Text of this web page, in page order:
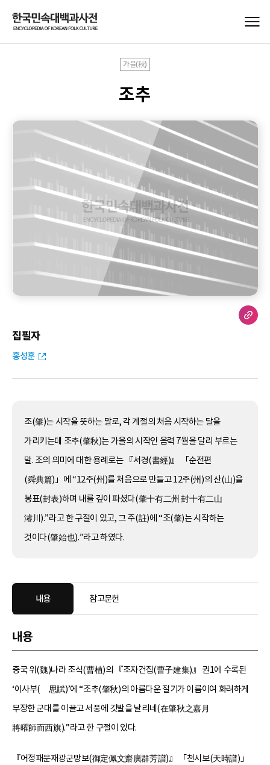
가을(秋)
조추
집필자
홍성훈
조(肇)는 시작을 뜻하는 말로, 각 계절의 처음 시작하는 달을
가리키는데 조추(肇秋)는 가을의 시작인 음력 7월을 달리 부르는
말. 조의 의미에 대한 용례로는 『서경(書經)』 「순전편
(舜典篇)」에 “12주(州)를 처음으로 만들고 12주(州)의 산(山)을
봉표(封表)하며 내를 깊이 파셨다(肇十有二州 封十有二山
濬川).”라고 한 구절이 있고, 그 주(註)에 “조(肇)는 시작하는
것이다(肇始也).”라고 하였다.
내용 참고문헌
내용
중국 위(魏)나라 조식(曹植)의 『조자건집(曹子建集)』 권1에 수록된
‘이사부(離思賦)’에 “조추(肇秋)의 아름다운 절기가 이름이여 화려하게
무장한 군대를 이끌고 서풍에 깃발을 날리네(在肇秋之嘉月
將曜師而西旗).”라고 한 구절이 있다.
『어정패문재광군방보(御定佩文齋廣群芳譜)』 「천시보(天時譜)」